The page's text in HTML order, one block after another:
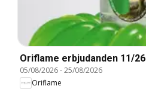
Oriflame erbjudanden 11/26
05/08/2026-25/08/2026
Oriflame